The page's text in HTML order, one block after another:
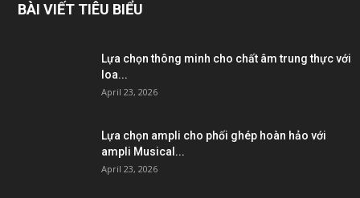
BÀI VIẾT TIÊU BIỂU
Lựa chọn thông minh cho chất âm trung thực với
loa...
April 23, 2026
Lựa chọn ampli cho phối ghép hoàn hảo với
ampli Musical...
April 23, 2026